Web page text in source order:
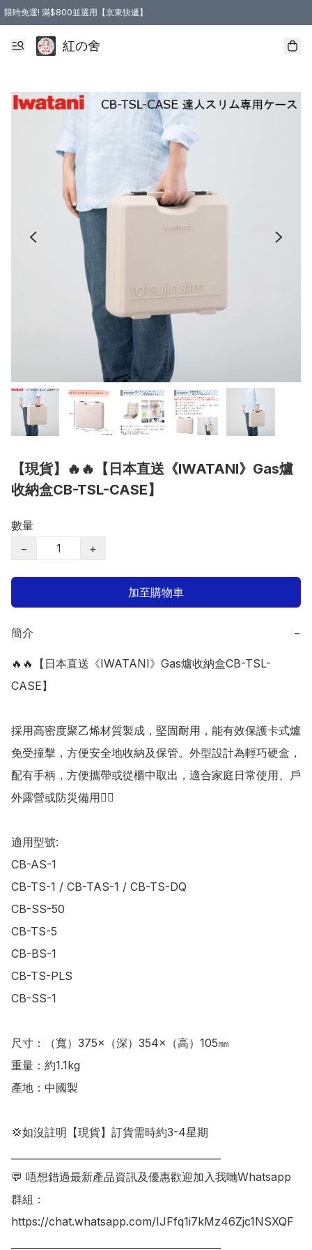
限時免運! 滿$800並選用【京東快遞】
紅の舍
【現貨】🔥🔥【日本直送《IWATANI》Gas爐
收納盒CB-TSL-CASE】
數量
−
+
加至購物車
簡介 −
🔥🔥【日本直送《IWATANI》Gas爐收納盒CB-TSL-
CASE】
採用高密度聚乙烯材質製成，堅固耐用，能有效保護卡式爐
免受撞擊，方便安全地收納及保管。外型設計為輕巧硬盒，
配有手柄，方便攜帶或從櫃中取出，適合家庭日常使用、戶
外露營或防災備用👍🏻
適用型號:
CB-AS-1
CB-TS-1 / CB-TAS-1 / CB-TS-DQ
CB-SS-50
CB-TS-5
CB-BS-1
CB-TS-PLS
CB-SS-1
尺寸：（寬）375×（深）354×（高）105㎜
重量：約1.1kg
產地：中國製
💢如沒註明【現貨】訂貨需時約3-4星期
💬 唔想錯過最新產品資訊及優惠歡迎加入我哋Whatsapp
群組：
https://chat.whatsapp.com/IJFfq1i7kMz46Zjc1NSXQF